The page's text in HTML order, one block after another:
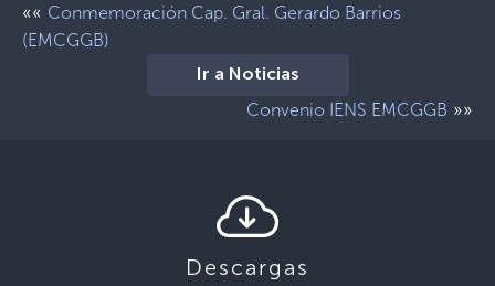
«« Conmemoración Cap. Gral. Gerardo Barrios
(EMCGGB)
Ir a Noticias
Convenio IENS EMCGGB »»
Descargas